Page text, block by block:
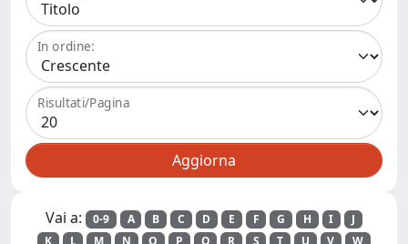
In ordine:
Risultati/Pagina
Vai a: 0-9 A B C D E F G H I
J